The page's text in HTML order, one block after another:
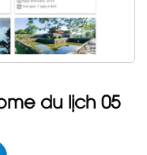
du lịch 05